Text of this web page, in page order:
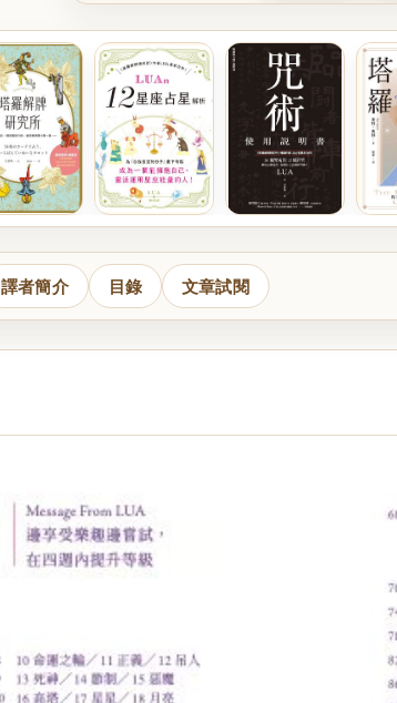
譯者簡介 目錄 文章試閱